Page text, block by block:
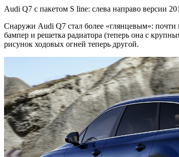
Audi Q7 с пакетом S line: слева направо версии
Снаружи Audi Q7 стал более «глянцевым»: почти
бампер и решетка радиатора (теперь она с
рисунок ходовых огней теперь другой.